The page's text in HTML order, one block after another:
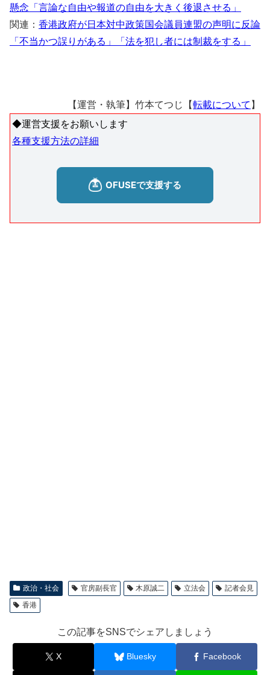
懸念「言論な自由や報道の自由を大きく後退させる」
関連： 香港政府が日本対中政策国会議員連盟の声明に反論
「不当かつ誤りがある」「法を犯し者には制裁をする」
【運営・執筆】竹本てつじ【転載について 】
◆運営支援をお願いします
各種支援方法の詳細
政治・社会 官房副長官 木原誠二 立法会
記者会見
香港
この記事をSNSでシェアしましょう
X Bluesky Facebook